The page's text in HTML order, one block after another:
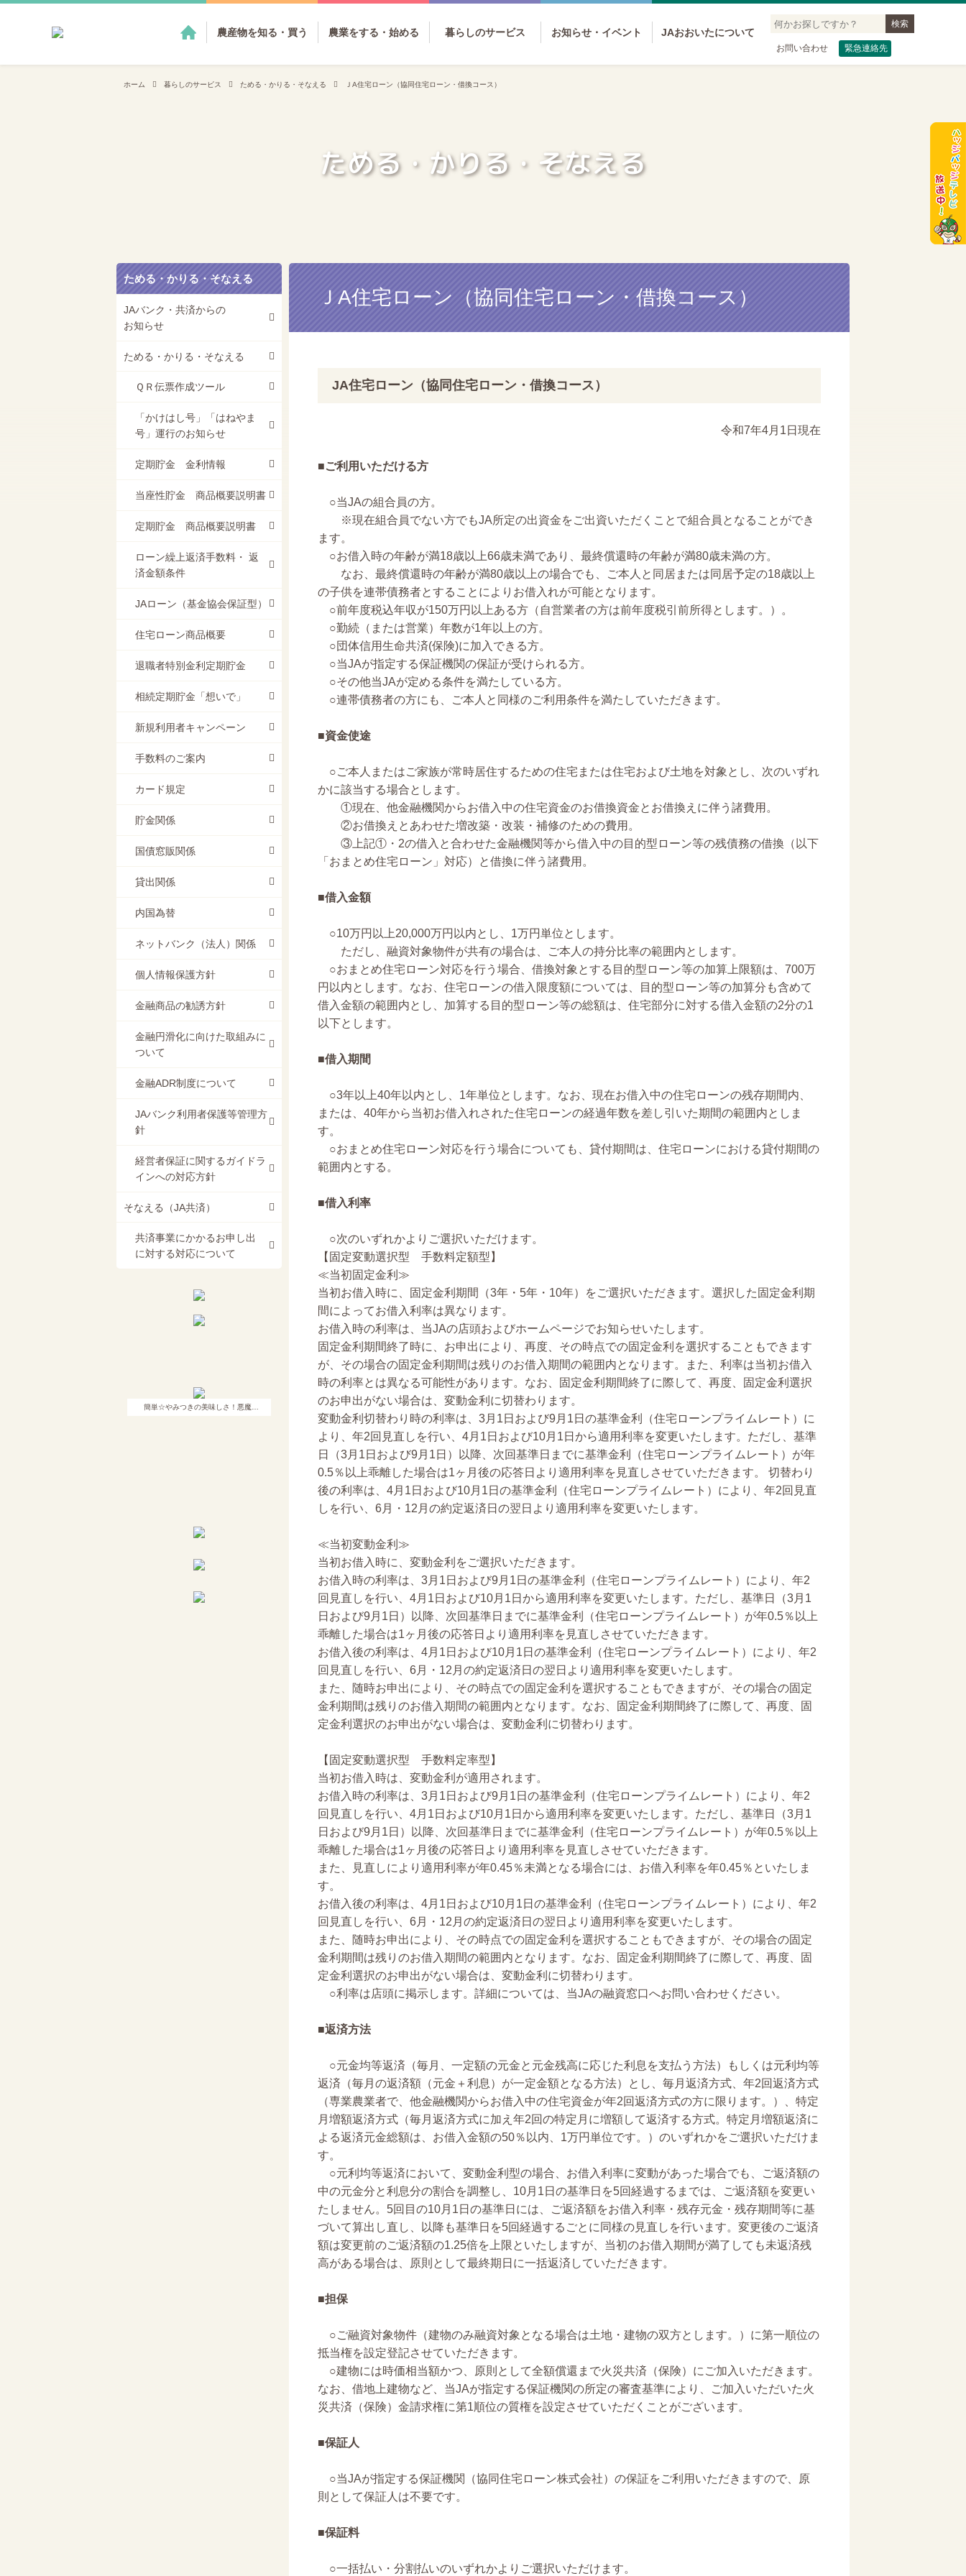
農産物を知る・買う 農業をする・始める 暮らしのサービス お知らせ・イベント JAおおいたについて
お問い合わせ 緊急連絡先
ホーム 暮らしのサービス ためる・かりる・そなえる ＪA住宅ローン（協同住宅ローン・借換コース）
ためる・かりる・そなえる
ためる・かりる・そなえる
JAバンク・共済からの
お知らせ
ためる・かりる・そなえる
ＱＲ伝票作成ツール
「かけはし号」「はねやま
号」運行のお知らせ
定期貯金 金利情報
当座性貯金 商品概要説明書
定期貯金 商品概要説明書
ローン繰上返済手数料・ 返
済金額条件
JAローン（基金協会保証型）
住宅ローン商品概要
退職者特別金利定期貯金
相続定期貯金「想いで」
新規利用者キャンペーン
手数料のご案内
カード規定
貯金関係
国債窓販関係
貸出関係
内国為替
ネットバンク（法人）関係
個人情報保護方針
金融商品の勧誘方針
金融円滑化に向けた取組みに
ついて
金融ADR制度について
JAバンク利用者保護等管理方
針
経営者保証に関するガイドラ
インへの対応方針
そなえる（JA共済）
共済事業にかかるお申し出
に対する対応について
簡単☆やみつきの美味しさ！悪魔…
ＪA住宅ローン（協同住宅ローン・借換コース）
JA住宅ローン（協同住宅ローン・借換コース）
令和7年4月1日現在
■ご利用いただける方
○当JAの組合員の方。
※現在組合員でない方でもJA所定の出資金をご出資いただくことで組合員となることができ
ます。
○お借入時の年齢が満18歳以上66歳未満であり、最終償還時の年齢が満80歳未満の方。
なお、最終償還時の年齢が満80歳以上の場合でも、ご本人と同居または同居予定の18歳以上
の子供を連帯債務者とすることによりお借入れが可能となります。
○前年度税込年収が150万円以上ある方（自営業者の方は前年度税引前所得とします。）。
○勤続（または営業）年数が1年以上の方。
○団体信用生命共済(保険)に加入できる方。
○当JAが指定する保証機関の保証が受けられる方。
○その他当JAが定める条件を満たしている方。
○連帯債務者の方にも、ご本人と同様のご利用条件を満たしていただきます。
■資金使途
○ご本人またはご家族が常時居住するための住宅または住宅および土地を対象とし、次のいずれ
かに該当する場合とします。
①現在、他金融機関からお借入中の住宅資金のお借換資金とお借換えに伴う諸費用。
②お借換えとあわせた増改築・改装・補修のための費用。
③上記①・2の借入と合わせた金融機関等から借入中の目的型ローン等の残債務の借換（以下
「おまとめ住宅ローン」対応）と借換に伴う諸費用。
■借入金額
○10万円以上20,000万円以内とし、1万円単位とします。
ただし、融資対象物件が共有の場合は、ご本人の持分比率の範囲内とします。
○おまとめ住宅ローン対応を行う場合、借換対象とする目的型ローン等の加算上限額は、700万
円以内とします。なお、住宅ローンの借入限度額については、目的型ローン等の加算分も含めて
借入金額の範囲内とし、加算する目的型ローン等の総額は、住宅部分に対する借入金額の2分の1
以下とします。
■借入期間
○3年以上40年以内とし、1年単位とします。なお、現在お借入中の住宅ローンの残存期間内、
または、40年から当初お借入れされた住宅ローンの経過年数を差し引いた期間の範囲内としま
す。
○おまとめ住宅ローン対応を行う場合についても、貸付期間は、住宅ローンにおける貸付期間の
範囲内とする。
■借入利率
○次のいずれかよりご選択いただけます。
【固定変動選択型 手数料定額型】
≪当初固定金利≫
当初お借入時に、固定金利期間（3年・5年・10年）をご選択いただきます。選択した固定金利期
間によってお借入利率は異なります。
お借入時の利率は、当JAの店頭およびホームページでお知らせいたします。
固定金利期間終了時に、お申出により、再度、その時点での固定金利を選択することもできます
が、その場合の固定金利期間は残りのお借入期間の範囲内となります。また、利率は当初お借入
時の利率とは異なる可能性があります。なお、固定金利期間終了に際して、再度、固定金利選択
のお申出がない場合は、変動金利に切替わります。
変動金利切替わり時の利率は、3月1日および9月1日の基準金利（住宅ローンプライムレート）に
より、年2回見直しを行い、4月1日および10月1日から適用利率を変更いたします。ただし、基準
日（3月1日および9月1日）以降、次回基準日までに基準金利（住宅ローンプライムレート）が年
0.5％以上乖離した場合は1ヶ月後の応答日より適用利率を見直しさせていただきます。 切替わり
後の利率は、4月1日および10月1日の基準金利（住宅ローンプライムレート）により、年2回見直
しを行い、6月・12月の約定返済日の翌日より適用利率を変更いたします。
≪当初変動金利≫
当初お借入時に、変動金利をご選択いただきます。
お借入時の利率は、3月1日および9月1日の基準金利（住宅ローンプライムレート）により、年2
回見直しを行い、4月1日および10月1日から適用利率を変更いたします。ただし、基準日（3月1
日および9月1日）以降、次回基準日までに基準金利（住宅ローンプライムレート）が年0.5％以上
乖離した場合は1ヶ月後の応答日より適用利率を見直しさせていただきます。
お借入後の利率は、4月1日および10月1日の基準金利（住宅ローンプライムレート）により、年2
回見直しを行い、6月・12月の約定返済日の翌日より適用利率を変更いたします。
また、随時お申出により、その時点での固定金利を選択することもできますが、その場合の固定
金利期間は残りのお借入期間の範囲内となります。なお、固定金利期間終了に際して、再度、固
定金利選択のお申出がない場合は、変動金利に切替わります。
【固定変動選択型 手数料定率型】
当初お借入時は、変動金利が適用されます。
お借入時の利率は、3月1日および9月1日の基準金利（住宅ローンプライムレート）により、年2
回見直しを行い、4月1日および10月1日から適用利率を変更いたします。ただし、基準日（3月1
日および9月1日）以降、次回基準日までに基準金利（住宅ローンプライムレート）が年0.5％以上
乖離した場合は1ヶ月後の応答日より適用利率を見直しさせていただきます。
また、見直しにより適用利率が年0.45％未満となる場合には、お借入利率を年0.45％といたしま
す。
お借入後の利率は、4月1日および10月1日の基準金利（住宅ローンプライムレート）により、年2
回見直しを行い、6月・12月の約定返済日の翌日より適用利率を変更いたします。
また、随時お申出により、その時点での固定金利を選択することもできますが、その場合の固定
金利期間は残りのお借入期間の範囲内となります。なお、固定金利期間終了に際して、再度、固
定金利選択のお申出がない場合は、変動金利に切替わります。
○利率は店頭に掲示します。詳細については、当JAの融資窓口へお問い合わせください。
■返済方法
○元金均等返済（毎月、一定額の元金と元金残高に応じた利息を支払う方法）もしくは元利均等
返済（毎月の返済額（元金＋利息）が一定金額となる方法）とし、毎月返済方式、年2回返済方式
（専業農業者で、他金融機関からお借入中の住宅資金が年2回返済方式の方に限ります。）、特定
月増額返済方式（毎月返済方式に加え年2回の特定月に増額して返済する方式。特定月増額返済に
よる返済元金総額は、お借入金額の50％以内、1万円単位です。）のいずれかをご選択いただけま
す。
○元利均等返済において、変動金利型の場合、お借入利率に変動があった場合でも、ご返済額の
中の元金分と利息分の割合を調整し、10月1日の基準日を5回経過するまでは、ご返済額を変更い
たしません。5回目の10月1日の基準日には、ご返済額をお借入利率・残存元金・残存期間等に基
づいて算出し直し、以降も基準日を5回経過するごとに同様の見直しを行います。変更後のご返済
額は変更前のご返済額の1.25倍を上限といたしますが、当初のお借入期間が満了しても未返済残
高がある場合は、原則として最終期日に一括返済していただきます。
■担保
○ご融資対象物件（建物のみ融資対象となる場合は土地・建物の双方とします。）に第一順位の
抵当権を設定登記させていただきます。
○建物には時価相当額かつ、原則として全額償還まで火災共済（保険）にご加入いただきます。
なお、借地上建物など、当JAが指定する保証機関の所定の審査基準により、ご加入いただいた火
災共済（保険）金請求権に第1順位の質権を設定させていただくことがございます。
■保証人
○当JAが指定する保証機関（協同住宅ローン株式会社）の保証をご利用いただきますので、原
則として保証人は不要です。
■保証料
○一括払い・分割払いのいずれかよりご選択いただけます。